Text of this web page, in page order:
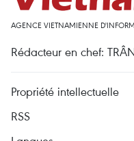
AGENCE VIETNAMIENNE
Rédacteur en chef:
Propriété intellectuelle
RSS